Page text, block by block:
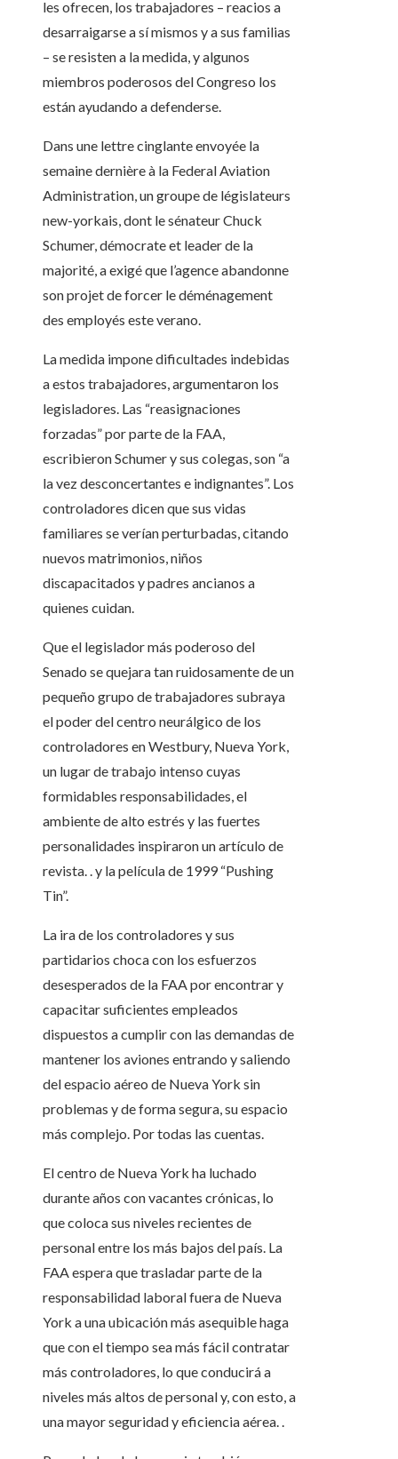
les ofrecen, los trabajadores – reacios a
desarraigarse a sí mismos y a sus familias
– se resisten a la medida, y algunos
miembros poderosos del Congreso los
están ayudando a defenderse.
Dans une lettre cinglante envoyée la
semaine dernière à la Federal Aviation
Administration, un groupe de législateurs
new-yorkais, dont le sénateur Chuck
Schumer, démocrate et leader de la
majorité, a exigé que l’agence abandonne
son projet de forcer le déménagement
des employés este verano.
La medida impone dificultades indebidas
a estos trabajadores, argumentaron los
legisladores. Las “reasignaciones
forzadas” por parte de la FAA,
escribieron Schumer y sus colegas, son “a
la vez desconcertantes e indignantes”. Los
controladores dicen que sus vidas
familiares se verían perturbadas, citando
nuevos matrimonios, niños
discapacitados y padres ancianos a
quienes cuidan.
Que el legislador más poderoso del
Senado se quejara tan ruidosamente de un
pequeño grupo de trabajadores subraya
el poder del centro neurálgico de los
controladores en Westbury, Nueva York,
un lugar de trabajo intenso cuyas
formidables responsabilidades, el
ambiente de alto estrés y las fuertes
personalidades inspiraron un artículo de
revista. . y la película de 1999 “Pushing
Tin”.
La ira de los controladores y sus
partidarios choca con los esfuerzos
desesperados de la FAA por encontrar y
capacitar suficientes empleados
dispuestos a cumplir con las demandas de
mantener los aviones entrando y saliendo
del espacio aéreo de Nueva York sin
problemas y de forma segura, su espacio
más complejo. Por todas las cuentas.
El centro de Nueva York ha luchado
durante años con vacantes crónicas, lo
que coloca sus niveles recientes de
personal entre los más bajos del país. La
FAA espera que trasladar parte de la
responsabilidad laboral fuera de Nueva
York a una ubicación más asequible haga
que con el tiempo sea más fácil contratar
más controladores, lo que conducirá a
niveles más altos de personal y, con esto, a
una mayor seguridad y eficiencia aérea. .